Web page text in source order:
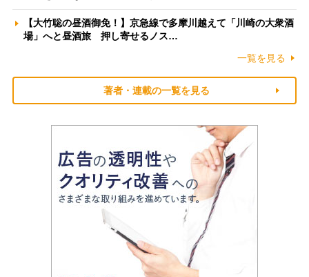
【大竹聡の昼酒御免！】京急線で多摩川越えて「川崎の大衆酒
場」へと昼酒旅 押し寄せるノス…
一覧を見る
著者・連載の一覧を見る